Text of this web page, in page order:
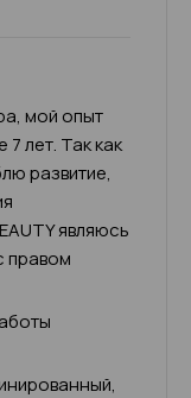
мой опыт
лет. Так как
развитие,
являюсь
правом